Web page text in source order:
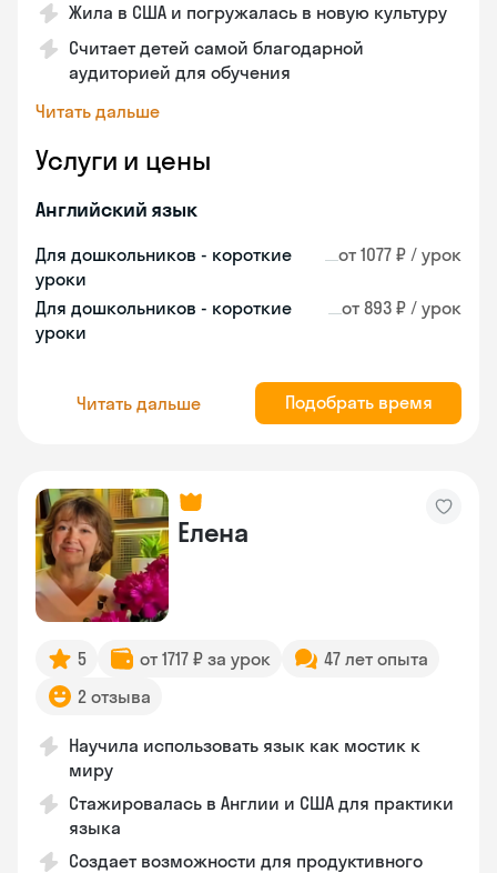
Жила в США и погружалась в новую культуру
Считает детей самой благодарной
аудиторией для обучения
Читать дальше
Услуги и цены
Английский язык
Для дошкольников - короткие
уроки
от 1077 ₽ / урок
Для дошкольников - короткие
уроки
от 893 ₽ / урок
Читать дальше Подобрать время
Елена
5 от 1717 ₽ за урок
47 лет опыта
2 отзыва
Научила использовать язык как мостик к
миру
Стажировалась в Англии и США для практики
языка
Создает возможности для продуктивного